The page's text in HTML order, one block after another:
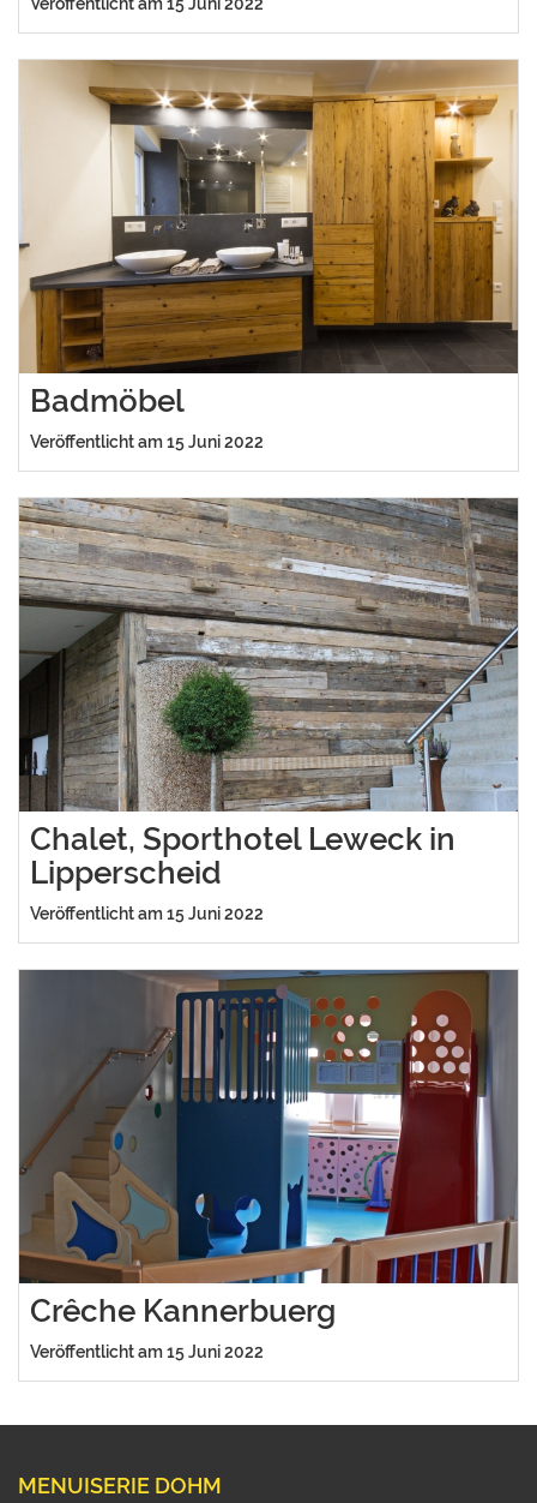
Badmöbel
Veröffentlicht am 15 Juni 2022
Chalet, Sporthotel Leweck in
Lipperscheid
Veröffentlicht am 15 Juni 2022
Crêche Kannerbuerg
Veröffentlicht am 15 Juni 2022
MENUISERIE DOHM